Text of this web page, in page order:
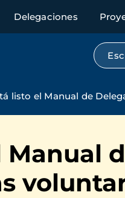
Delegaciones
listo el Manual de
Manual